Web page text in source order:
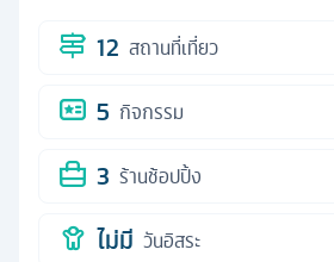
12 สถานที่เที่ยว
5 กิจกรรม
3 ร้านช้อปปิ้ง
ไม่มี วันอิสระ